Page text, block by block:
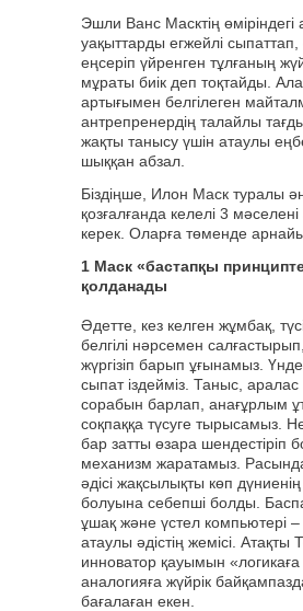
Эшли Ванс Масктің
уақыттарды егжейлі
еңсеріп үйренген тұлғаның
мұраты биік деп тоқтайды.
артығымен белгілеген
антрепренердің талайлы
жақты танысу үшін атаулы
шыққан абзал.
Біздіңше, Илон Маск туралы
қозғалғанда келелі 3
керек. Оларға төменде
1 Маск «бастапқы
қолданады
Әдетте, кез келген жұмбақ,
белгілі нәрсемен
жүргізіп барып ұғынамыз.
сыпат іздейміз. Таныс, аралас
сорабын барлап, анағұрлым
соқпаққа түсуге тырысамыз.
бар затты өзара шендестіріп
механизм жаратамыз.
әдісі жақсылықты көп
болуына себепші болды.
ұшақ және үстел компьютері –
атаулы әдістің жемісі.
инноватор қауымын «логикаға
аналогияға жүйрік
бағалаған екен.